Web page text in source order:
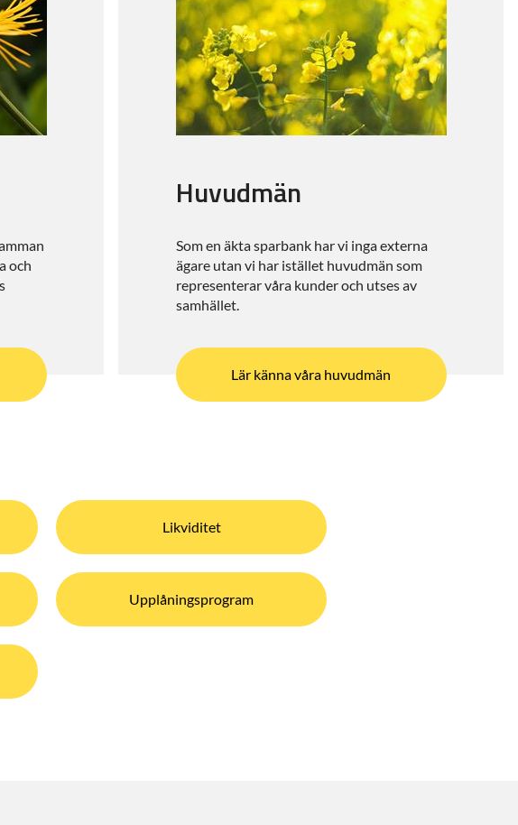
och
Huvudmän
Som en äkta sparbank har vi inga externa
ägare utan vi har istället huvudmän som
representerar våra kunder och utses av
samhället.
Lär känna våra huvudmän
Likviditet
Upplåningsprogram